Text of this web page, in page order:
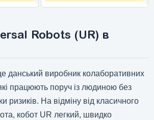
Robots (UR) в
данський виробник колаборативних
працюють поруч із людиною без
ризиків. На відміну від класичного
кобот UR легкий, швидко